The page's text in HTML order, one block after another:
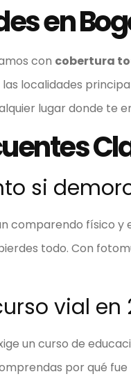
en
con cobertura
localidades
lugar donde te
si
comparendo físico y
todo. Con
vial en
un curso de
por qué